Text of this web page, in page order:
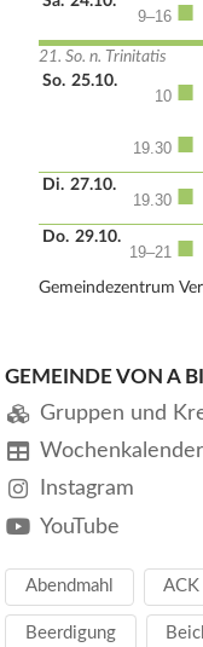
9–16 ■
21. So. n. Trinitatis
So. 25.10.
10 ■
19.30 ■
Di. 27.10.
19.30 ■
Do. 29.10.
19–21 ■
Gemeindezentrum
GEMEINDE VON A
Gruppen und
Wochenkalender
Instagram
YouTube
Abendmahl ACK
Beerdigung